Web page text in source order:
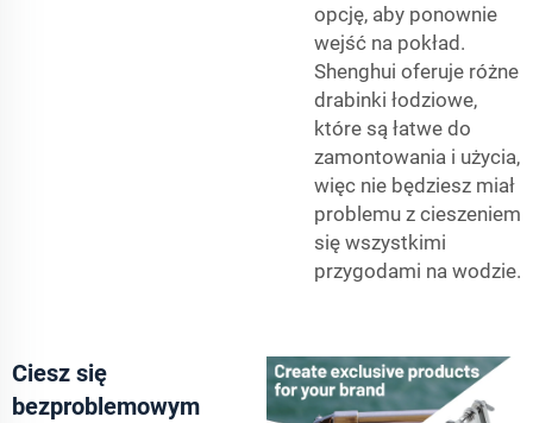
opcję, aby ponownie
wejść na pokład.
Shenghui oferuje różne
drabinki łodziowe,
które są łatwe do
zamontowania i użycia,
więc nie będziesz miał
problemu z cieszeniem
się wszystkimi
przygodami na wodzie.
Ciesz się
bezproblemowym